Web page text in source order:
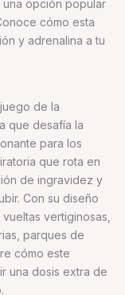
una opción popular
cómo esta
y adrenalina a tu
de la
que desafía la
para los
que rota en
de ingravidez y
Con su diseño
vertiginosas,
parques de
cómo este
una dosis extra de